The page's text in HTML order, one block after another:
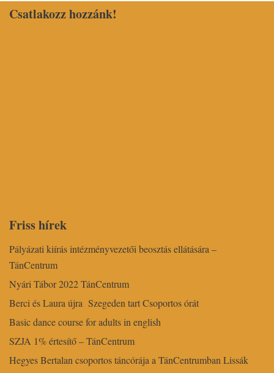
Csatlakozz hozzánk!
Friss hírek
Pályázati kiírás intézményvezetői beosztás ellátására –
TánCentrum
Nyári Tábor 2022 TánCentrum
Berci és Laura újra Szegeden tart Csoportos órát
Basic dance course for adults in english
SZJA 1% értesítő – TánCentrum
Hegyes Bertalan csoportos táncórája a TánCentrumban Lissák